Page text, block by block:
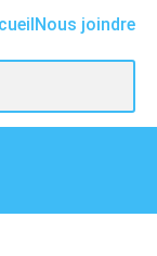
Nous joindre